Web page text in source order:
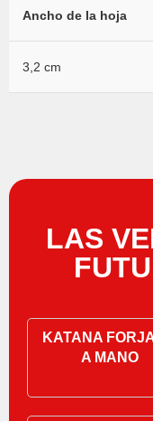
Ancho de la hoja
3,2 cm
LAS
KATANA
A MANO